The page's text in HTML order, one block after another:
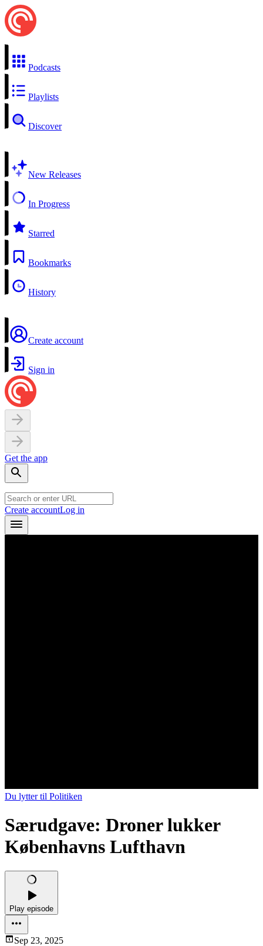
Podcasts
Playlists
Discover
New Releases
In Progress
Starred
Bookmarks
History
Create account
Sign in
Get the app
Create accountLog in
Du lytter til Politiken
Særudgave: Droner lukker
Københavns Lufthavn
Play episode
Sep 23, 2025